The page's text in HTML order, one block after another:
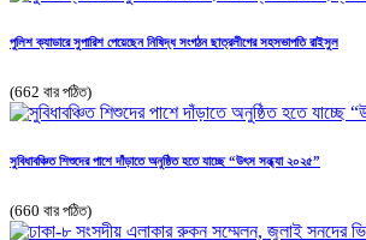
পুলিশ ক্যাডারে সুপারিশ পেয়েছেন নিষিদ্ধ সংগঠন ছাত্রলীগের সহসভাপতি রাইসুল
(662 বার পঠিত)
সুবিধাবঞ্চিত শিশুদের পাশে দাঁড়াতে অনুষ্ঠিত হতে যাচ্ছে “উৎস সন্ধ্যা ২০২৫”
(660 বার পঠিত)